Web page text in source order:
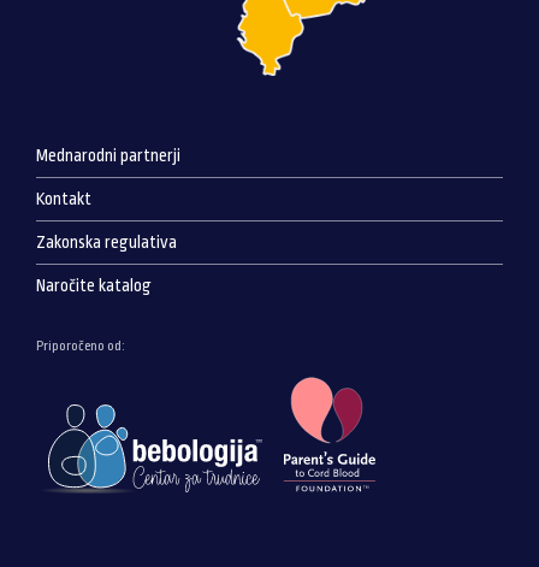
Mednarodni partnerji
Kontakt
Zakonska regulativa
Naročite katalog
Priporočeno od: